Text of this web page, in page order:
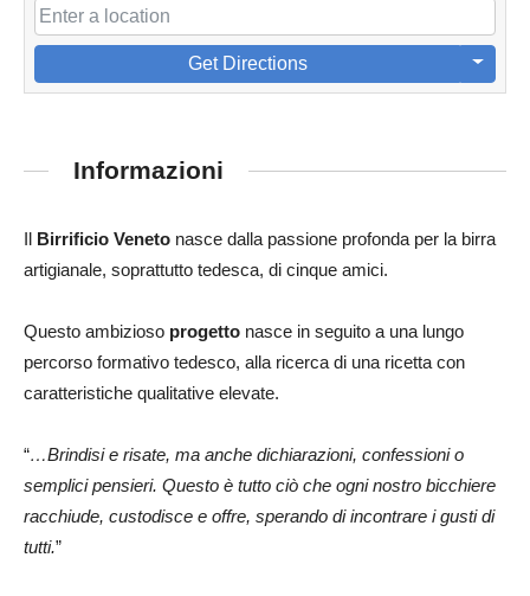
Get Directions
Informazioni
Il Birrificio Veneto nasce dalla passione profonda per la birra
artigianale, soprattutto tedesca, di cinque amici.
Questo ambizioso progetto nasce in seguito a una lungo
percorso formativo tedesco, alla ricerca di una ricetta con
caratteristiche qualitative elevate.
“…Brindisi e risate, ma anche dichiarazioni, confessioni o
semplici pensieri. Questo è tutto ciò che ogni nostro bicchiere
racchiude, custodisce e offre, sperando di incontrare i gusti di
tutti.”